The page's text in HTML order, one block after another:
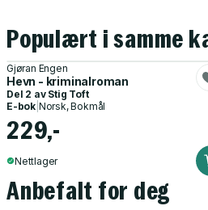
Populært i samme
Gjøran Engen
Hevn - kriminalroman
Del 2 av Stig Toft
E-bok Norsk, Bokmål
229,-
Nettlager
Anbefalt for deg